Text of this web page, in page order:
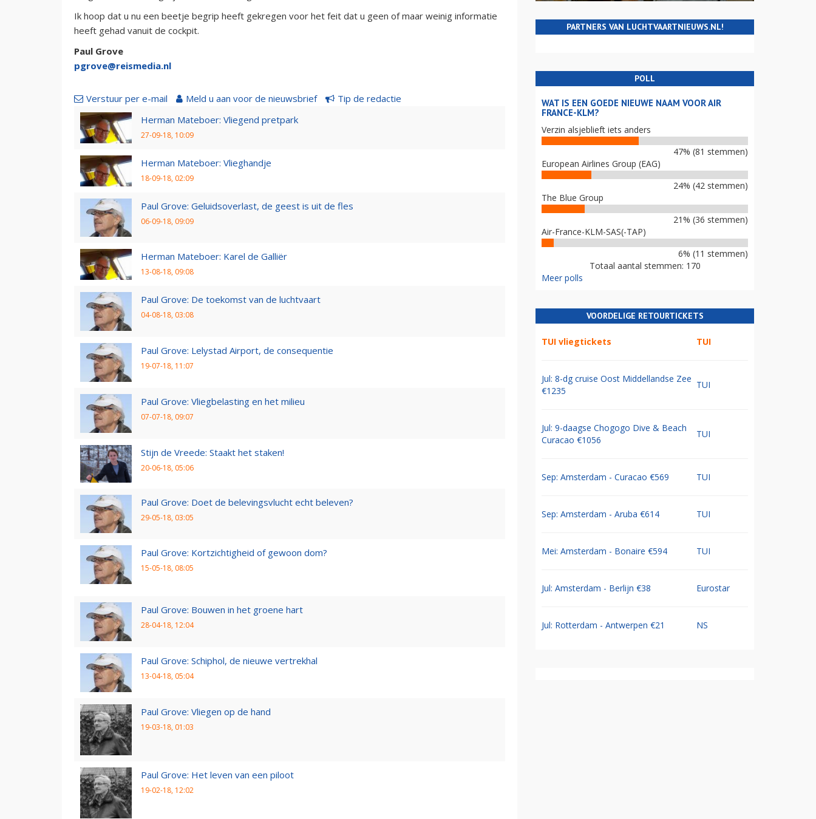
Ik hoop dat u nu een beetje begrip heeft gekregen voor het feit dat u geen of maar weinig informatie
heeft gehad vanuit de cockpit.
Paul Grove
pgrove@reismedia.nl
Verstuur per e-mail Meld u aan voor de nieuwsbrief
Tip de redactie
Herman Mateboer: Vliegend pretpark
27-09-18, 10:09
Herman Mateboer: Vlieghandje
18-09-18, 02:09
Paul Grove: Geluidsoverlast, de geest is uit de fles
06-09-18, 09:09
Herman Mateboer: Karel de Galliër
13-08-18, 09:08
Paul Grove: De toekomst van de luchtvaart
04-08-18, 03:08
Paul Grove: Lelystad Airport, de consequentie
19-07-18, 11:07
Paul Grove: Vliegbelasting en het milieu
07-07-18, 09:07
Stijn de Vreede: Staakt het staken!
20-06-18, 05:06
Paul Grove: Doet de belevingsvlucht echt beleven?
29-05-18, 03:05
Paul Grove: Kortzichtigheid of gewoon dom?
15-05-18, 08:05
Paul Grove: Bouwen in het groene hart
28-04-18, 12:04
Paul Grove: Schiphol, de nieuwe vertrekhal
13-04-18, 05:04
Paul Grove: Vliegen op de hand
19-03-18, 01:03
Paul Grove: Het leven van een piloot
19-02-18, 12:02
PARTNERS VAN LUCHTVAARTNIEUWS.NL!
POLL
WAT IS EEN GOEDE NIEUWE NAAM VOOR AIR
FRANCE-KLM?
Verzin alsjeblieft iets anders
47% (81 stemmen)
European Airlines Group (EAG)
24% (42 stemmen)
The Blue Group
21% (36 stemmen)
Air-France-KLM-SAS(-TAP)
6% (11 stemmen)
Totaal aantal stemmen: 170
Meer polls
VOORDELIGE RETOURTICKETS
TUI vliegtickets TUI
Jul: 8-dg cruise Oost Middellandse Zee
€1235
TUI
Jul: 9-daagse Chogogo Dive & Beach
Curacao €1056
TUI
Sep: Amsterdam - Curacao €569 TUI
Sep: Amsterdam - Aruba €614 TUI
Mei: Amsterdam - Bonaire €594 TUI
Jul: Amsterdam - Berlijn €38 Eurostar
Jul: Rotterdam - Antwerpen €21 NS